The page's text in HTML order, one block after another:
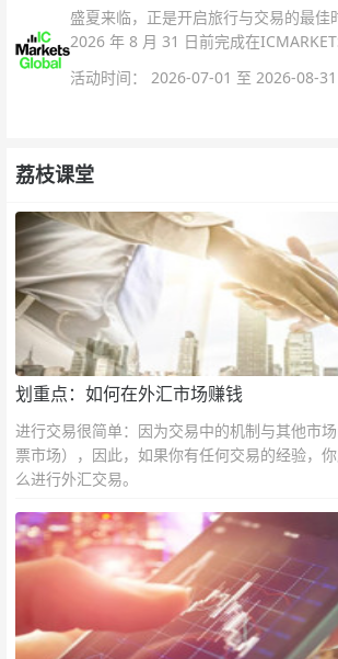
盛夏来临，正是开启旅行与交易的最佳
2026 年 8 月 31 日前完成在
活动时间： 2026-07-01 至 2026-08-31
荔枝课堂
划重点：如何在外汇市场赚钱
进行交易很简单：因为交易中的机制与其他市
票市场），因此，如果你有任何交易的经验，
么进行外汇交易。